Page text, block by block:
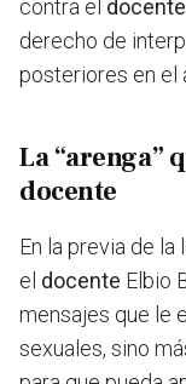
contra el docente
derecho de
posteriores en el
La “arenga”
docente
En la previa de
el docente Elbio
mensajes que le
sexuales, sino